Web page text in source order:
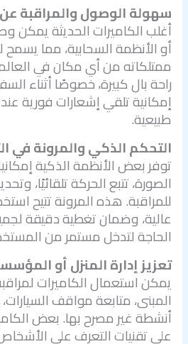
سهولة الوصول والمراقبة
أغلب الكاميرات الحديثة يمكن
أو الأنظمة السحابية، مما يسمح
ممتلكاته من أي مكان في
راحة بال كبيرة، خصوصًا أثناء
إمكانية تلقي إشعارات فورية
طبيعية.
التحكم الذكي والمرونة في
توفر بعض الأنظمة الذكية
الصورة، تتبع الحركة تلقائيًا،
للمراقبة. هذه المرونة تتيح
عالية، وضمان تغطية دقيقة
الحاجة لتدخل مستمر من
تعزيز إدارة المنزل أو
يمكن استعمال الكاميرات
المبنى، متابعة مواقف
أنشطة غير مصرح بها. بعض
على تقنيات التعرف على